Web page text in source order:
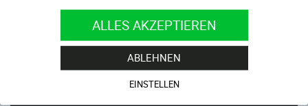
ALLES AKZEPTIEREN
ABLEHNEN
EINSTELLEN
4SR GESCHENKGUTSCHEIN 100 EURO